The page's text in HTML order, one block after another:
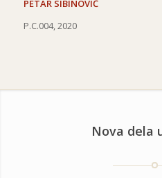
PETAR SIBINOVIĆ
P.C.004, 2020
Nova dela